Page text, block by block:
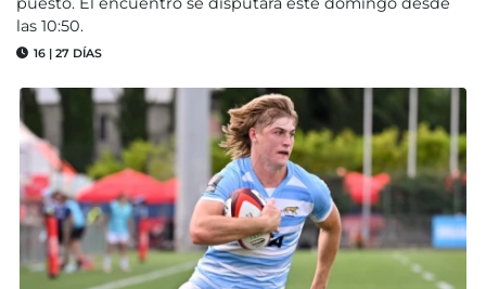
las 10:50.
16 | 27 DÍAS